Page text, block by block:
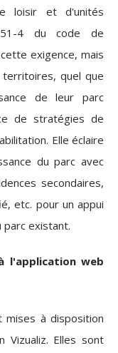
loisir et d'unités
4 du code de
exigence, mais
territoires, quel que
de leur parc
de stratégies de
Elle éclaire
du parc avec
secondaires,
, etc. pour un appui
existant.
l'application web
mises à disposition
Vizualiz. Elles sont